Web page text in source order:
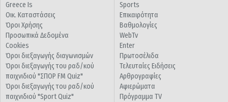
Greece Is
Οικ. Καταστάσεις
Όροι Χρήσης
Προσωπικά Δεδομένα
Cookies
Όροι διεξαγωγής διαγωνισμών
Όροι διεξαγωγής του ραδ/κού
παιχνιδιού "ΣΠΟΡ FM Quiz"
Όροι διεξαγωγής του ραδ/κού
παιχνιδιού "Sport Quiz"
Sports
Επικαιρότητα
Βαθμολογίες
WebTv
Enter
Πρωτοσέλιδα
Τελευταίες Ειδήσεις
Αρθρογραφίες
Αφιερώματα
Πρόγραμμα TV